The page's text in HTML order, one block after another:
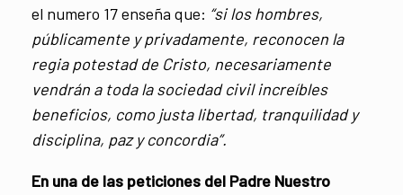
el numero 17 enseña que: “si los hombres,
públicamente y privadamente, reconocen la
regia potestad de Cristo, necesariamente
vendrán a toda la sociedad civil increíbles
beneficios, como justa libertad, tranquilidad y
disciplina, paz y concordia”.
En una de las peticiones del Padre Nuestro